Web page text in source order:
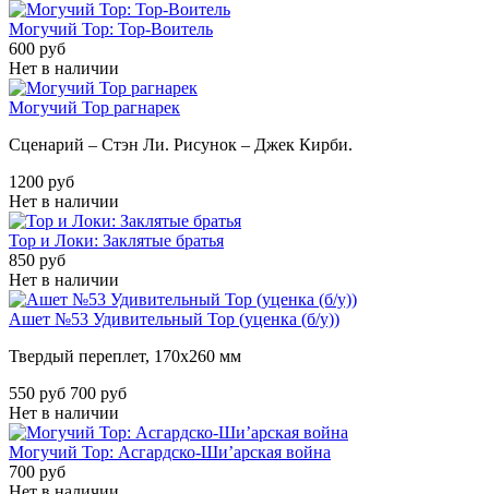
Могучий Тор: Тор-Воитель
600 руб
Нет в наличии
Могучий Тор рагнарек
Сценарий – Стэн Ли. Рисунок – Джек Кирби.
1200 руб
Нет в наличии
Тор и Локи: Заклятые братья
850 руб
Нет в наличии
Ашет №53 Удивительный Тор (уценка (б/у))
Твердый переплет, 170х260 мм
550 руб 700 руб
Нет в наличии
Могучий Тор: Асгардско-Ши’арская война
700 руб